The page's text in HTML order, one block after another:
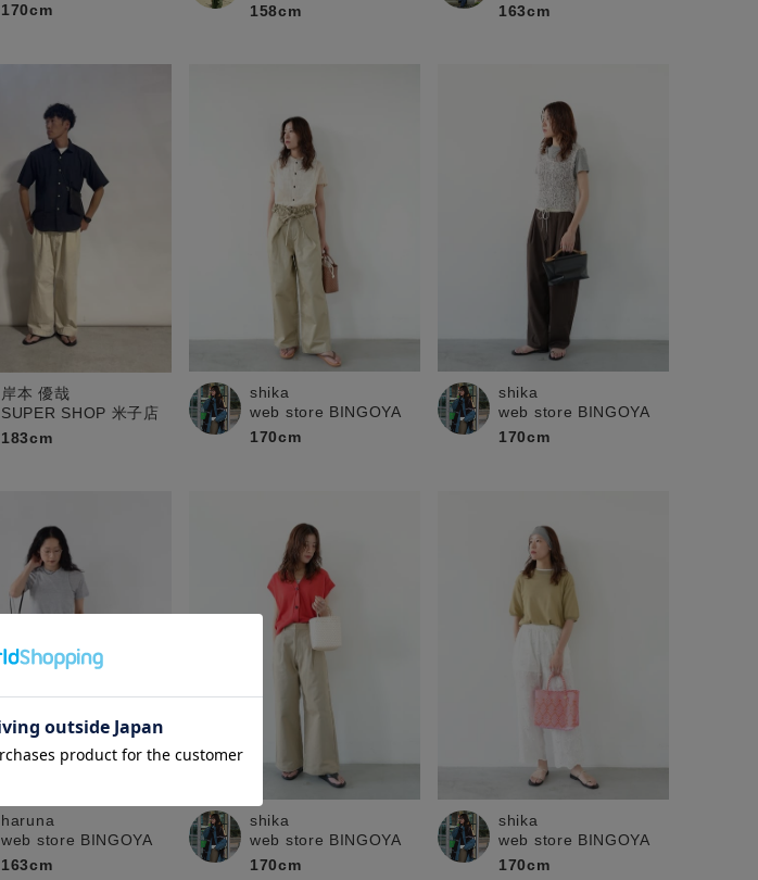
170cm
158cm
163cm
岸本 優哉
SUPER SHOP 米子店
183cm
shika
web store BINGOYA
170cm
shika
web store BINGOYA
170cm
haruna
web store BINGOYA
163cm
shika
web store BINGOYA
170cm
shika
web store BINGOYA
170cm